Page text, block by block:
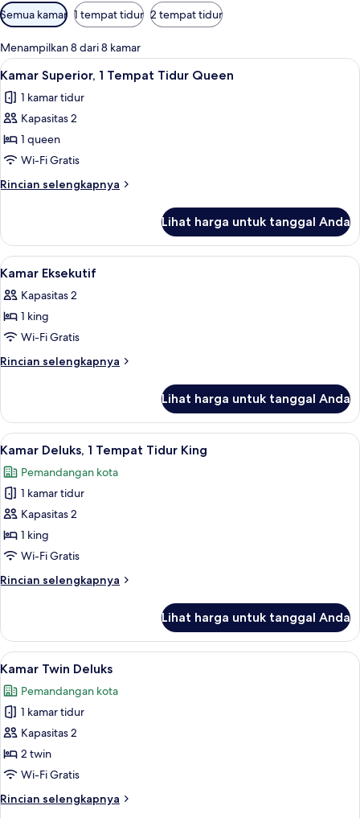
Filter
tersedia
untuk
kamar
Semua kamar 1 tempat tidur 2 tempat tidur
Menampilkan 8 dari 8 kamar
Lihat
semua
foto
untuk
Kamar
Superior,
1
Tempat
Queen
Kamar Superior, 1 Tempat Tidur
4
Kamar Superior, 1 Tempat Tidur Queen
1 kamar tidur
Kapasitas 2
1 queen
Wi-Fi Gratis
Rincian selengkapnya
Rincian
Kamar
Superior,
1
Tidur
Queen
Lihat harga untuk tanggal Anda
Lihat
semua
foto
untuk
Kamar
Eksekutif
Kamar Eksekutif | Tirai kedap
5
Kamar Eksekutif
Kapasitas 2
1 king
Wi-Fi Gratis
Rincian selengkapnya
Rincian
Kamar
Eksekutif
Lihat harga untuk tanggal Anda
Lihat
semua
foto
untuk
Kamar
Deluks,
1
Tidur
Kamar Deluks, 1 Tempat Tidur King
2
Kamar Deluks, 1 Tempat Tidur King
Pemandangan kota
1 kamar tidur
Kapasitas 2
1 king
Wi-Fi Gratis
Rincian selengkapnya
Rincian
Kamar
Deluks,
1
Tidur
King
Lihat harga untuk tanggal Anda
Lihat
semua
foto
untuk
Kamar
Twin
Deluks
Kamar Twin Deluks | Tirai kedap
5
Kamar Twin Deluks
Pemandangan kota
1 kamar tidur
Kapasitas 2
2 twin
Wi-Fi Gratis
Rincian selengkapnya
Rincian